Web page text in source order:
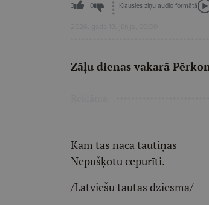
3 0 Klausies ziņu audio formātā
2026. gada 19. jūnijs, 00:00
Zāļu dienas vakarā
Kam tas nāca tautiņās
Nepušķotu cepurīti.
/Latviešu tautas dziesma/